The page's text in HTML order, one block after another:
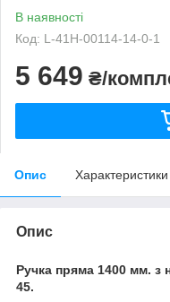
В наявності
Код: L-41H-00114-14-0-1
5 649 ₴/
Опис Характеристики
Опис
Ручка пряма 1400 мм. з
45.